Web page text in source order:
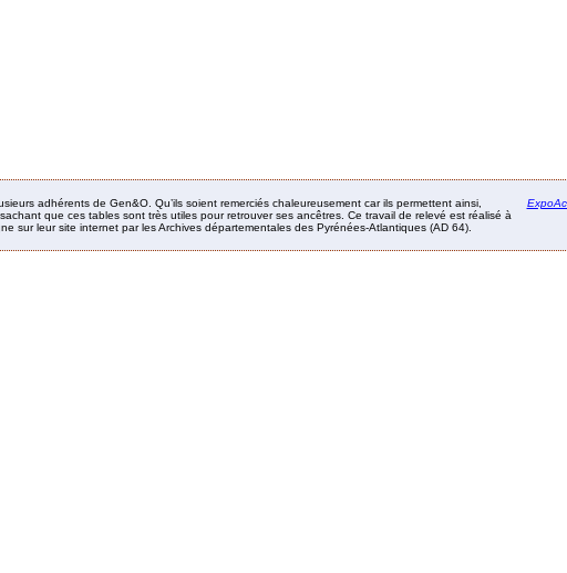
adhérents de Gen&O. Qu’ils soient remerciés chaleureusement car ils permettent ainsi,
que ces tables sont très utiles pour retrouver ses ancêtres. Ce travail de relevé est réalisé à
sur leur site internet par les Archives départementales des Pyrénées-Atlantiques (AD 64).